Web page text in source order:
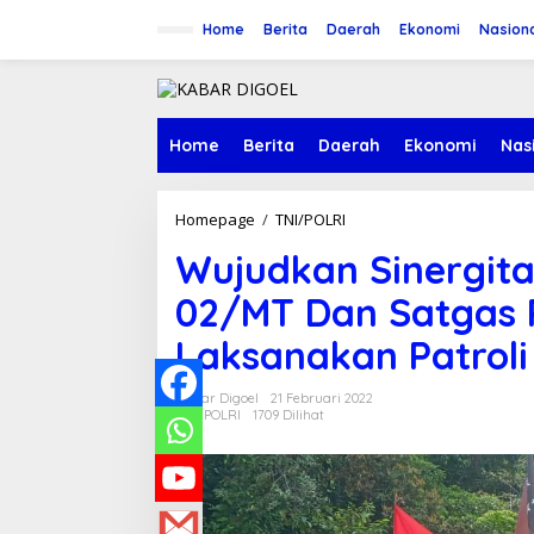
Home Berita Daerah Ekonomi
Home Berita Daerah Ekonomi
Homepage / TNI/POLRI
Antara
Koramil
1711-
02/MT
Dan Satgas
Pamtas
Yonif
Patroli
Patok
Wujudkan
02/MT Dan
Laksanakan
Kabar Digoel
21 Februari 2022
TNI/POLRI
1709 Dilihat